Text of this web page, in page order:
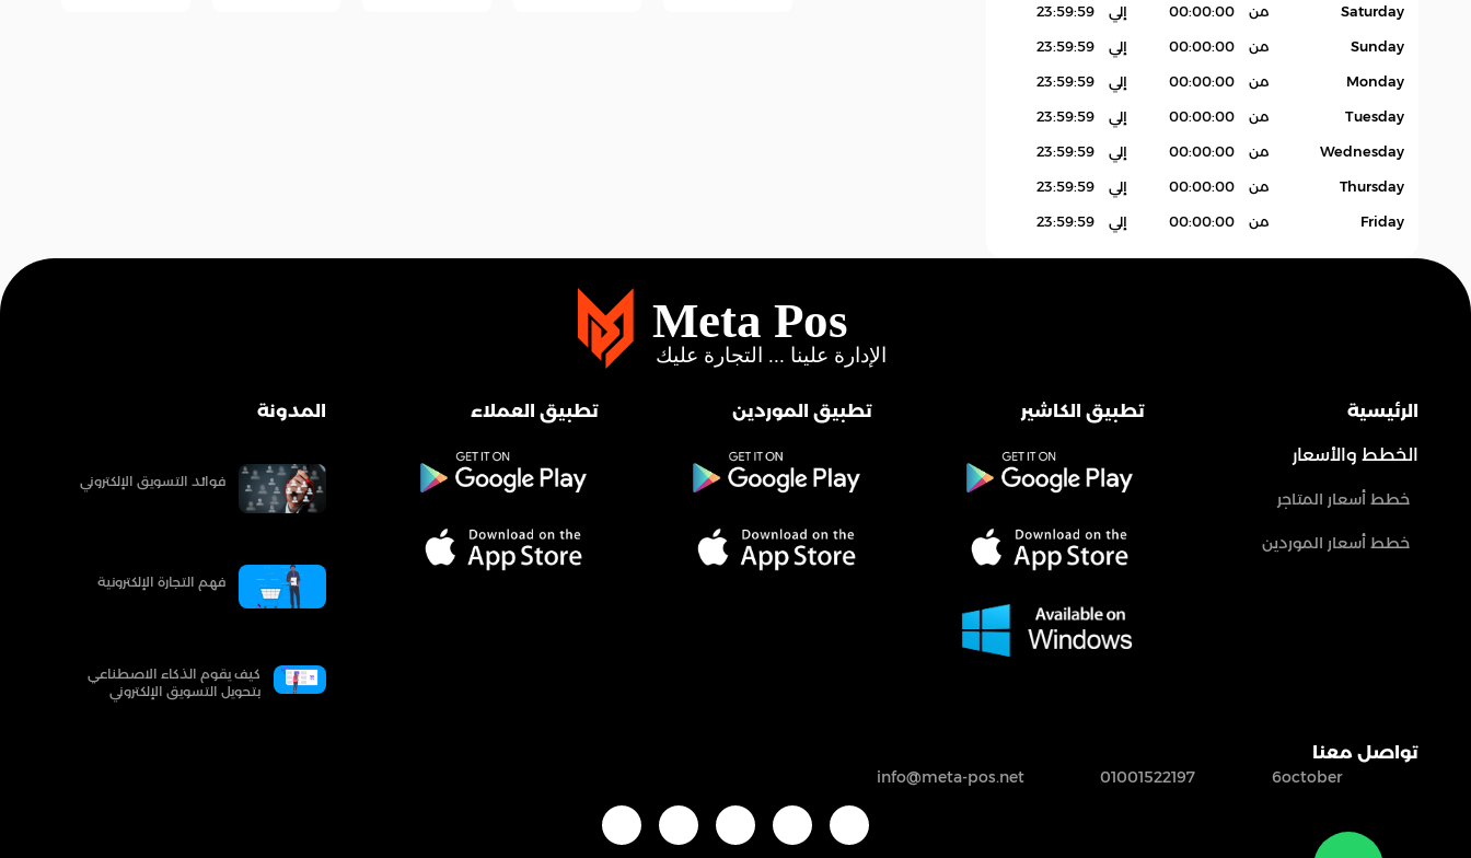
Saturday من 00:00:00 إلي 23:59:59
Sunday من 00:00:00 إلي 23:59:59
Monday من 00:00:00 إلي 23:59:59
Tuesday من 00:00:00 إلي 23:59:59
Wednesday من 00:00:00 إلي 23:59:59
Thursday من 00:00:00 إلي 23:59:59
Friday من 00:00:00 إلي 23:59:59
الرئيسية
الخطط والأسعار
خطط أسعار المتاجر
خطط أسعار الموردين
تطبيق الكاشير تطبيق الموردين تطبيق العملاء المدونة
فوائد التسويق الإلكتروني
فهم التجارة الإلكترونية
كيف يقوم الذكاء الاصطناعي
بتحويل التسويق الإلكتروني
تواصل معنا
6october
01001522197
info@meta-pos.net